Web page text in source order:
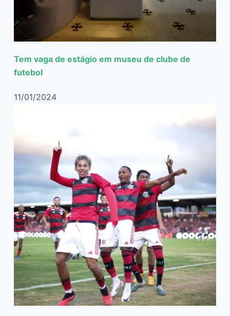
Tem vaga de estágio em museu de clube de
futebol
11/01/2024